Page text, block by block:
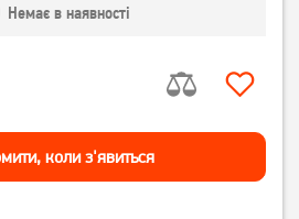
Немає в наявності
коли з'явиться